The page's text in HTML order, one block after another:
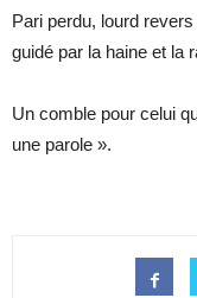
Pari perdu, lourd
guidé par la haine et la
Un comble pour celui
une parole ».